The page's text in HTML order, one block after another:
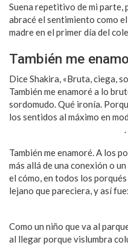
Suena repetitivo de mi parte,
abracé el sentimiento como
madre en el primer día del
También me
Dice Shakira, «Bruta, ciega,
También me enamoré a lo
sordomudo. Qué ironía.
los sentidos al máximo en
.
También me enamoré. A los
más allá de una conexión o
el cómo, en todos los
lejano que pareciera, y así
Como un niño que va al
al llegar porque vislumbra